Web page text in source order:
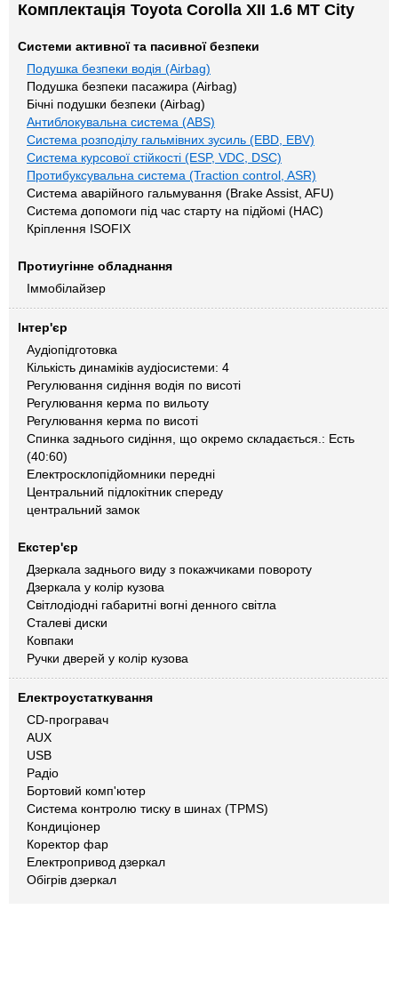
Комплектація Toyota Corolla XII 1.6 MT City
Системи активної та пасивної безпеки
Подушка безпеки водія (Airbag)
Подушка безпеки пасажира (Airbag)
Бічні подушки безпеки (Airbag)
Антиблокувальна система (ABS)
Система розподілу гальмівних зусиль (EBD, EBV)
Система курсової стійкості (ESP, VDC, DSC)
Протибуксувальна система (Traction control, ASR)
Система аварійного гальмування (Brake Assist, AFU)
Система допомоги під час старту на підйомі (HAC)
Кріплення ISOFIX
Протиугінне обладнання
Іммобілайзер
Інтер'єр
Аудіопідготовка
Кількість динаміків аудіосистеми: 4
Регулювання сидіння водія по висоті
Регулювання керма по вильоту
Регулювання керма по висоті
Спинка заднього сидіння, що окремо складається.: Есть
(40:60)
Електросклопідйомники передні
Центральний підлокітник спереду
центральний замок
Екстер'єр
Дзеркала заднього виду з покажчиками повороту
Дзеркала у колір кузова
Світлодіодні габаритні вогні денного світла
Сталеві диски
Ковпаки
Ручки дверей у колір кузова
Електроустаткування
CD-програвач
AUX
USB
Радіо
Бортовий комп'ютер
Система контролю тиску в шинах (TPMS)
Кондиціонер
Коректор фар
Електропривод дзеркал
Обігрів дзеркал